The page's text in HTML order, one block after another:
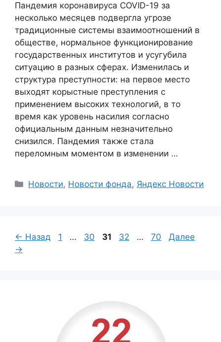
Пандемия коронавируса COVID-19 за
несколько месяцев подвергла угрозе
традиционные системы взаимоотношений в
обществе, нормальное функционирование
государственных институтов и усугубила
ситуацию в разных сферах. Изменилась и
структура преступности: на первое место
выходят корыстные преступления с
применением высоких технологий, в то
время как уровень насилия согласно
официальным данным незначительно
снизился. Пандемия также стала
переломным моментом в изменении …
Categories
Новости, Новости фонда, Яндекс Новости
← Назад Page
1 … Page
30 Page
31 Page
32 … Page
70
Далее
→